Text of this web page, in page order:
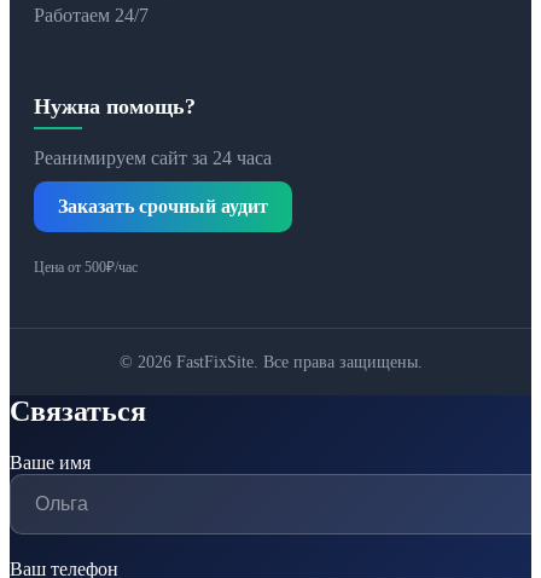
Работаем 24/7
Нужна помощь?
Реанимируем сайт за 24 часа
Заказать срочный аудит
Цена от 500₽/час
© 2026 FastFixSite. Все права защищены.
Связаться
Ваше имя
Ваш телефон